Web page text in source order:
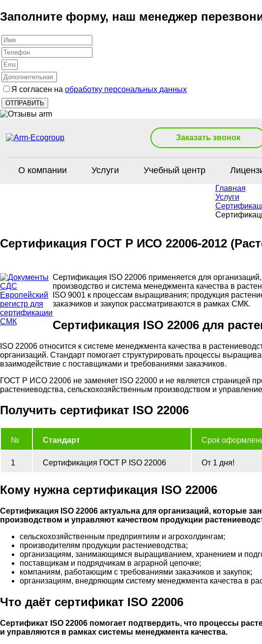
Заполните форму, наш менеджер
Я согласен на обработку персональных данных
Заказать звонок
О компании Услуги Учебный центр
Главная
Услуги
Сертификация ГОСТ Р ИСО 22006-2012
Сертификация ISO 22006 применяется для
производство и система менеджмента качества в
ISO 9001 к процессам выращивания; продукция
заказчиков и закупок рассматриваются в рамках СМК.
Сертификация ISO 22006 для
ISO 22006 относится к системе менеджмента качества в
организаций. Стандарт помогает структурировать процессы
взаимодействие с поставщиками и требованиями заказчиков.
ГОСТ Р ИСО 22006 не заменяет ISO 22000 и не является страницей
растениеводства, сельскохозяйственным производством и
Получить сертификат ISO 22006
№ Стандарт Срок
1 Сертификация ГОСТ Р ISO 22006 От 1 дня!
Кому нужна сертификация ISO 22006
Сертификация ISO 22006 актуальна для организаций, которые
производством и управляют качеством продукции
сельскохозяйственным предприятиям и агрохолдингам;
производителям продукции растениеводства;
организациям, занимающимся выращиванием, хранением и
поставщикам и подрядчикам в аграрной цепочке;
компаниям, работающим с требованиями заказчиков и закупок;
организациям, внедряющим систему менеджмента качества в
Что даёт сертификат ISO 22006
Сертификат ISO 22006 помогает подтвердить, что процессы
и управляются в рамках системы менеджмента качества.